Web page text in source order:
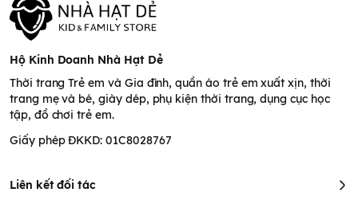
Hộ Kinh Doanh Nhà Hạt Dẻ
Thời trang Trẻ em và Gia đình, quần áo trẻ em xuất xịn, thời
trang mẹ và bé, giày dép, phụ kiện thời trang, dụng cục học
tập, đồ chơi trẻ em.
Giấy phép ĐKKD: 01C8028767
Liên kết đối tác